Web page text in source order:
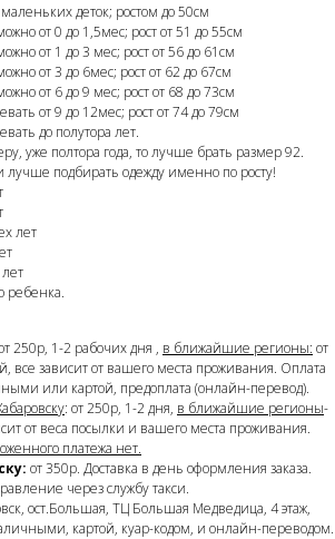
деток; ростом до 50см
от 0 до 1,5мес; рост от 51 до 55см
от 1 до 3 мес; рост от 56 до 61см
от 3 до 6мес; рост от 62 до 67см
от 6 до 9 мес; рост от 68 до 73см
от 9 до 12мес; рост от 74 до 79см
до полутора лет.
уже полтора года, то лучше брать размер 92.
лучше подбирать одежду именно по росту!
лет
ребенка.
250р, 1-2 рабочих дня , в ближайшие регионы: от
все зависит от вашего места проживания. Оплата
или картой, предоплата (онлайн-перевод).
: от 250р, 1-2 дня, в ближайшие регионы-
от веса посылки и вашего места проживания.
платежа нет.
от 350р. Доставка в день оформления заказа.
через службу такси.
ост.Большая, ТЦ Большая Медведица, 4 этаж,
картой, куар-кодом, и онлайн-переводом.